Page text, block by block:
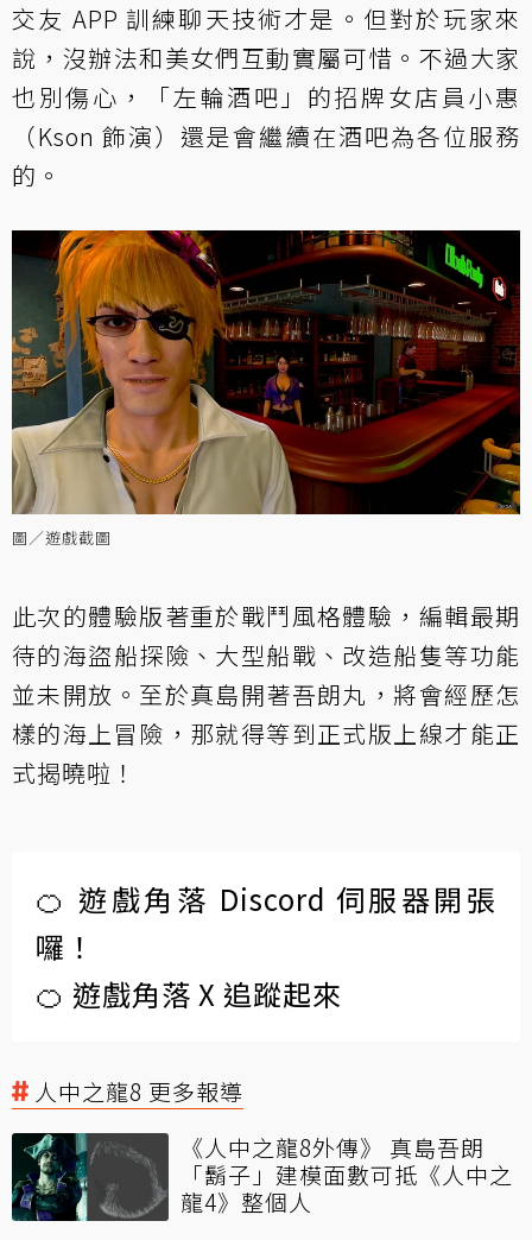
交友 APP 訓練聊天技術才是。但對於玩家來
說，沒辦法和美女們互動實屬可惜。不過大家
也別傷心，「左輪酒吧」的招牌女店員小惠
（Kson 飾演）還是會繼續在酒吧為各位服務
的。
圖／遊戲截圖
此次的體驗版著重於戰鬥風格體驗，編輯最期
待的海盜船探險、大型船戰、改造船隻等功能
並未開放。至於真島開著吾朗丸，將會經歷怎
樣的海上冒險，那就得等到正式版上線才能正
式揭曉啦！
🍊 遊戲角落 Discord 伺服器開張
囉！
🍊 遊戲角落 X 追蹤起來
人中之龍8 更多報導
《人中之龍8外傳》 真島吾朗
「鬍子」建模面數可抵《人中之
龍4》整個人